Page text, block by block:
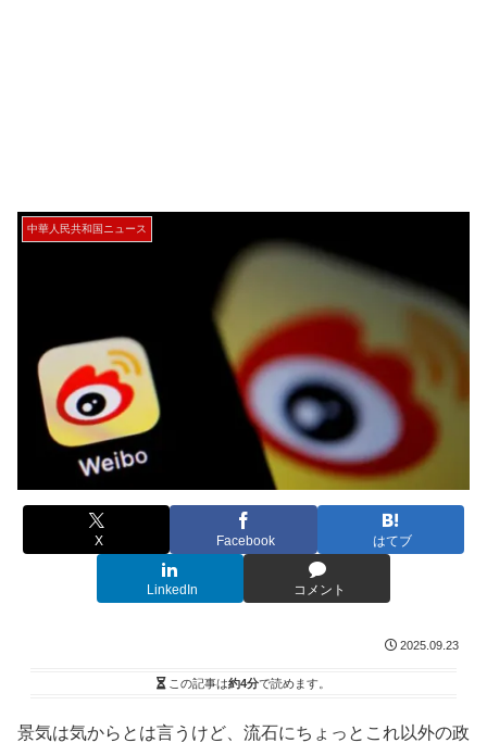
中華人民共和国ニュース
X Facebook はてブ
LinkedIn コメント
2025.09.23
この記事は約4分で読めます。
景気は気からとは言うけど、流石にちょっとこれ以外の政